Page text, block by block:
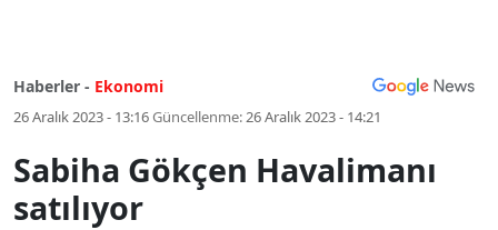
Haberler - Ekonomi
26 Aralık 2023 - 13:16Güncellenme:26 Aralık 2023 - 14:21
Sabiha Gökçen Havalimanı
satılıyor